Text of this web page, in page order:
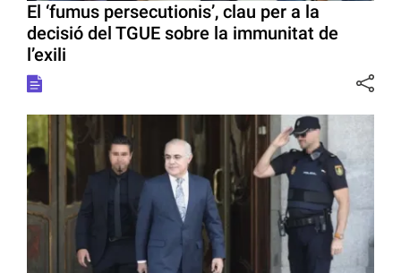
El ‘fumus persecutionis’, clau per a la
decisió del TGUE sobre la immunitat de
l’exili